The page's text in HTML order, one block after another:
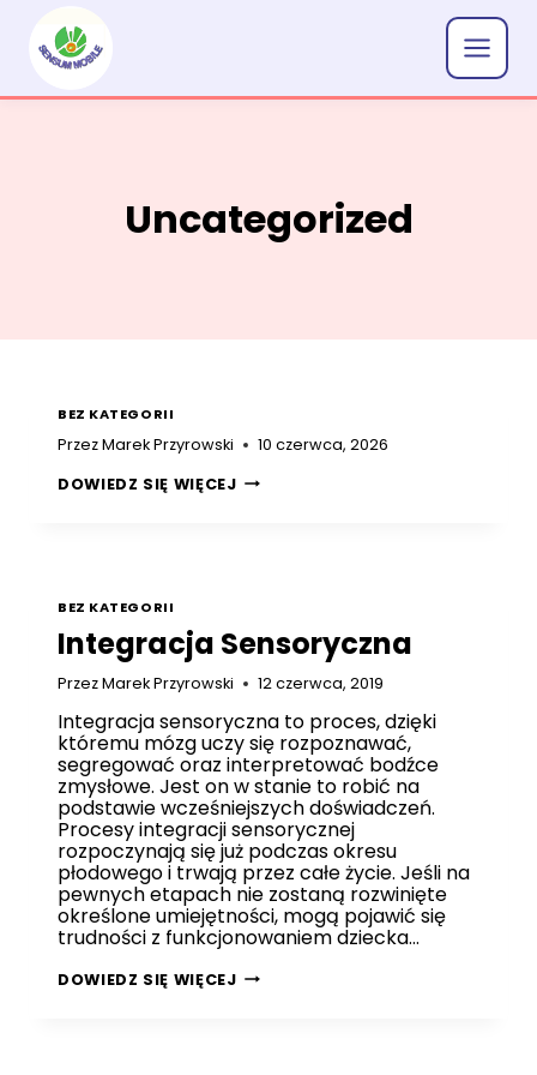
treści
Uncategorized
BEZ KATEGORII
PrzezMarek Przyrowski
10 czerwca, 2026
DOWIEDZ SIĘ WIĘCEJ
BEZ KATEGORII
Integracja Sensoryczna
PrzezMarek Przyrowski 12 czerwca, 2019
Integracja sensoryczna to proces, dzięki
któremu mózg uczy się rozpoznawać,
segregować oraz interpretować bodźce
zmysłowe. Jest on w stanie to robić na
podstawie wcześniejszych doświadczeń.
Procesy integracji sensorycznej
rozpoczynają się już podczas okresu
płodowego i trwają przez całe życie. Jeśli na
pewnych etapach nie zostaną rozwinięte
określone umiejętności, mogą pojawić się
trudności z funkcjonowaniem dziecka…
DOWIEDZ SIĘ WIĘCEJINTEGRACJA